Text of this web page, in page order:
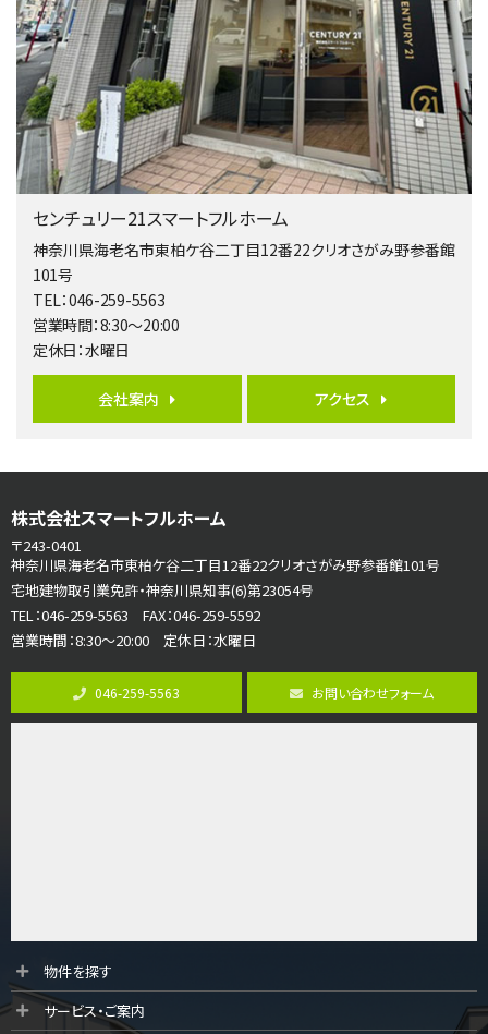
第4位
3,680万円
4ＳＬＤＫ
海老名駅
バ15分・歩1分
リビングダイニング部分の床暖房完備 車並列2台駐…
第5位
4,190万円
バ14分・ 歩4分
LDK約20帖とゆとりある広さ！WIC、SICの…
第6位
4ＬＤＫ
長後駅
海老名駅
バ18分 歩6分
開放感のある角地区画。車３台並列駐車可能です。 …
第8位
3,180万円
3ＬＤＫ
海老名駅
第10位
3,680万円
センチュリー21スマートフルホーム
神奈川県海老名市東柏ケ谷二丁目12番22クリオさがみ野参番館
101号
TEL：046-259-5563
営業時間：8:30～20:00
定休日：水曜日
会社案内 アクセス
株式会社スマートフルホーム
〒243-0401
神奈川県海老名市東柏ケ谷二丁目12番22クリオさがみ野参番館101号
宅地建物取引業免許・神奈川県知事(6)第23054号
TEL：046-259-5563 FAX：046-259-5592
営業時間：8:30～20:00 定休日：水曜日
046-259-5563 お問い合わせフォーム
物件を探す
サービス・ご案内